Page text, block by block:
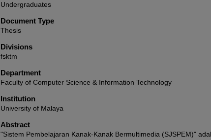
Undergraduates
Document Type
Thesis
Divisions
fsktm
Department
Faculty of Computer Science & Information Technology
Institution
University of Malaya
Abstract
"Sistem Pembelajaran Kanak-Kanak Bermultimedia (SJSPEM)"